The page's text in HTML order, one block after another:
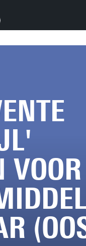
VOOR